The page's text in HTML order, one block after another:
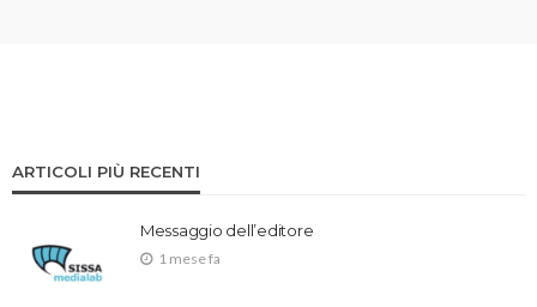
ARTICOLI PIÙ RECENTI
Messaggio dell’editore
1 mese fa